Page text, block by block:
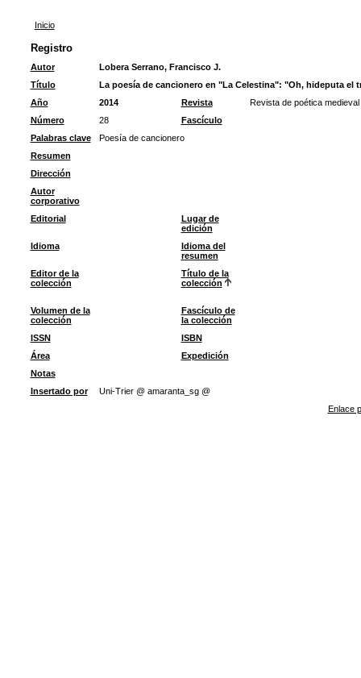
Inicio
Registro
Autor
Lobera Serrano, Francisco J.
Título
La poesía de cancionero en "La Celestina": "Oh, hideputa el
Año
2014 Revista
Revista de poética medieval
Número
28
Fascículo
Palabras clave
Poesía de cancionero
Resumen
Dirección
Autor
corporativo
Editorial
Lugar de
edición
Idioma
Idioma del
resumen
Editor de la
colección
Título de la
colección
Volumen de la
colección
Fascículo de
la colección
ISSN
ISBN
Área
Expedición
Notas
Insertado por
Uni-Trier @ amaranta_sg @
Enlace